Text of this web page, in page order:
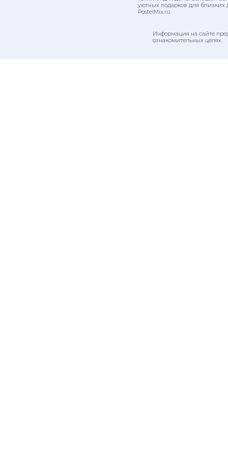
уютных подарков для близких
PostelMix.ru
Информация на сайте
ознакомительных целях.